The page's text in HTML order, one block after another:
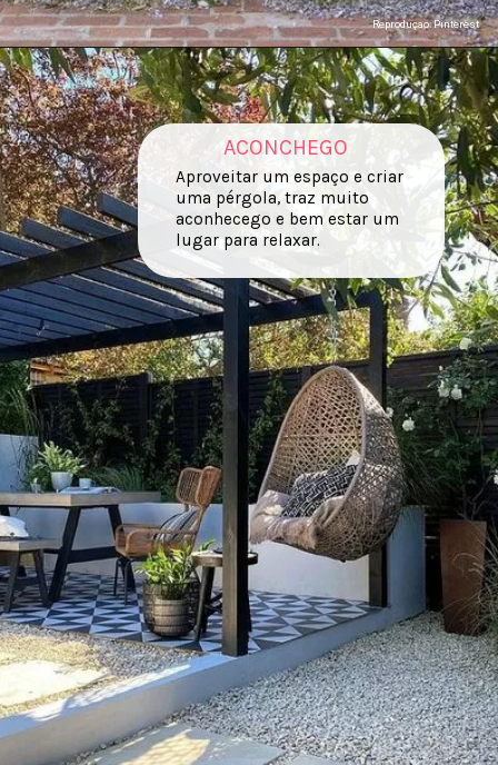
Reproduçao: Pinterest
ACONCHEGO
Aproveitar um espaço e criar
uma pérgola, traz muito
aconhecego e bem estar um
lugar para relaxar.